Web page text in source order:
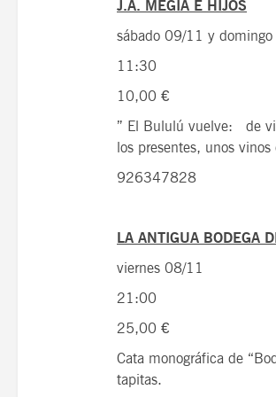
J.A. MEGÍA E HIJOS
sábado 09/11 y
11:30
10,00 €
” El Bululú vuelve: de
los presentes, unos
926347828
LA ANTIGUA BODEGA
viernes 08/11
21:00
25,00 €
Cata monográfica de
tapitas.